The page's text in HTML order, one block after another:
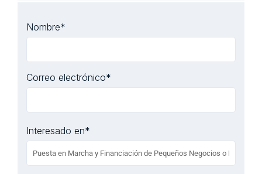
Nombre*
Correo electrónico*
Interesado en*